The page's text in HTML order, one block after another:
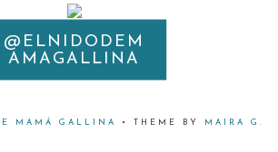
INSTAGRAM
@ELNIDODEM
AMAGALLINA
MAMÁ GALLINA • THEME BY MAIRA G.